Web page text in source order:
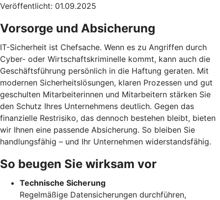
Veröffentlicht: 01.09.2025
Vorsorge und Absicherung
IT-Sicherheit ist Chefsache. Wenn es zu Angriffen durch
Cyber- oder Wirtschaftskriminelle kommt, kann auch die
Geschäftsführung persönlich in die Haftung geraten. Mit
modernen Sicherheitslösungen, klaren Prozessen und gut
geschulten Mitarbeiterinnen und Mitarbeitern stärken Sie
den Schutz Ihres Unternehmens deutlich. Gegen das
finanzielle Restrisiko, das dennoch bestehen bleibt, bieten
wir Ihnen eine passende Absicherung. So bleiben Sie
handlungsfähig – und Ihr Unternehmen widerstandsfähig.
So beugen Sie wirksam vor
Technische Sicherung
Regelmäßige Datensicherungen durchführen,